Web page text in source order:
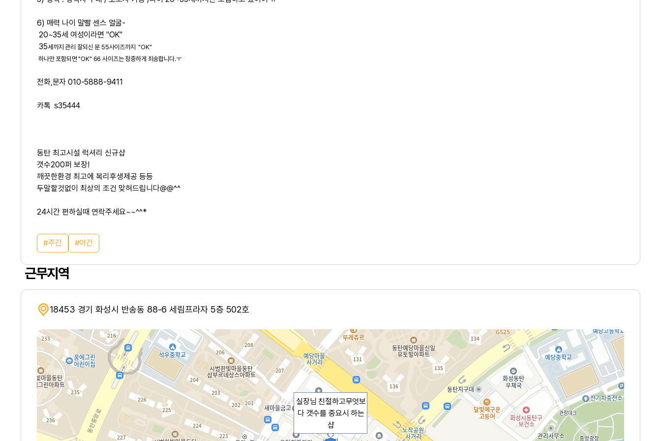
6) 매력 나이 말빨 센스 얼굴-
20~35세 여성이라면 "OK"
35세까지 관리 잘되신 분 55사이즈까지 "OK"
하나만 포함되면 "OK" 66 사이즈는 정중하게 죄송합니다.ㅜ
전화,문자 010-5888-9411
카톡s35444
동탄 최고시설 럭셔리 신규샵
갯수200퍼 보장!
깨끗한환경 최고에 복리후생제공 등등
두말할것없이 최상의 조건 맞혀드립니다@@^^
24시간 편하실때 연락주세요~~^^*
주간 야간
근무지역
18453 경기 화성시 반송동 88-6 세림프라자 5층 502호
실장님 친절하고무엇보
다 갯수를 중요시 하는
샵